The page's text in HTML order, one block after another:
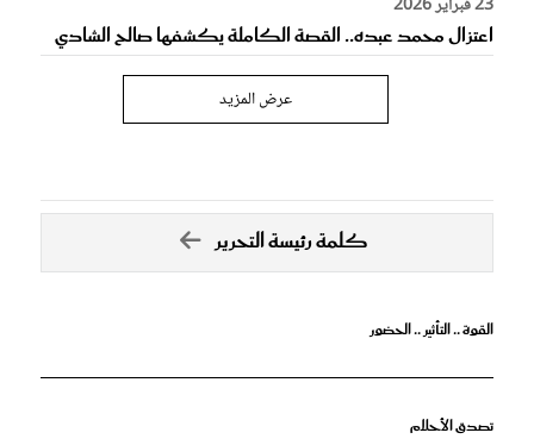
23 فبراير 2026
اعتزال محمد عبده.. القصة الكاملة يكشفها صالح الشادي
عرض المزيد
كلمة رئيسة التحرير
القوة .. التأثير .. الحضور
تصدق الأحلام